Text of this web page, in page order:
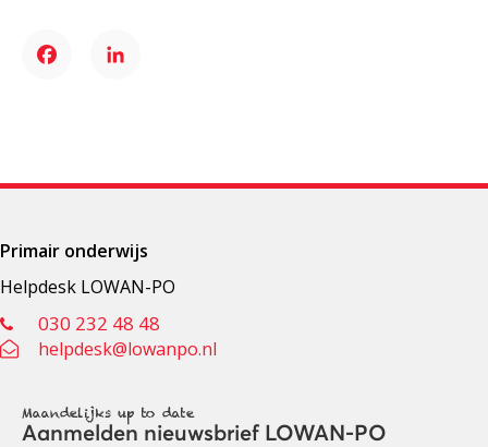
FacebookLinkedIn
Primair onderwijs
Helpdesk LOWAN-PO
030 232 48 48
helpdesk@lowanpo.nl
Maandelijks up to date
Aanmelden nieuwsbrief LOWAN-PO